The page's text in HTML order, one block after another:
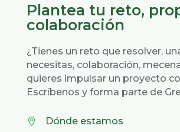
Plantea tu reto,
colaboración
¿Tienes un reto que resolver,
necesitas, colaboración,
quieres impulsar un proyecto
Escríbenos y forma parte de
 Dónde estamos